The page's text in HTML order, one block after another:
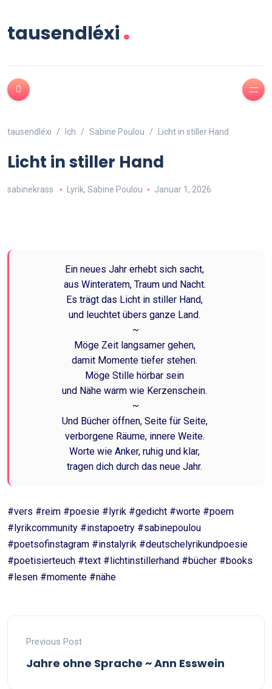
tausendléxi.
tausendléxi Ich Sabine Poulou Licht in stiller Hand
Licht in stiller Hand
sabinekrass Lyrik, Sabine Poulou Januar 1, 2026
Ein neues Jahr erhebt sich sacht,
aus Winteratem, Traum und Nacht.
Es trägt das Licht in stiller Hand,
und leuchtet übers ganze Land.
~
Möge Zeit langsamer gehen,
damit Momente tiefer stehen.
Möge Stille hörbar sein
und Nähe warm wie Kerzenschein.
~
Und Bücher öffnen, Seite für Seite,
verborgene Räume, innere Weite.
Worte wie Anker, ruhig und klar,
tragen dich durch das neue Jahr.
#vers #reim #poesie #lyrik #gedicht #worte #poem
#lyrikcommunity #instapoetry #sabinepoulou
#poetsofinstagram #instalyrik #deutschelyrikundpoesie
#poetisierteuch #text #lichtinstillerhand #bücher #books
#lesen #momente #nähe
Previous Post
Jahre ohne Sprache ~ Ann Esswein